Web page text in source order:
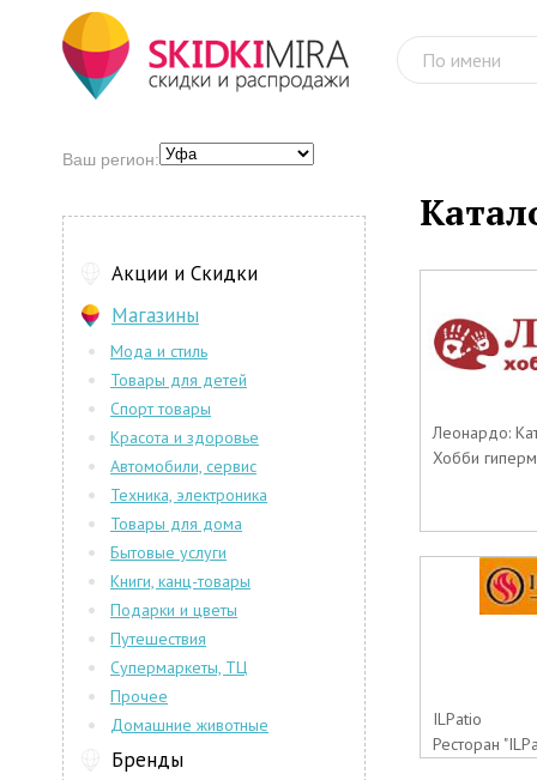
Леонардо:
Хобби
ILPatio
Ресторан
Ваш регион:
Акции и Скидки
Магазины
Мода и стиль
Товары для детей
Спорт товары
Красота и здоровье
Автомобили, сервис
Техника, электроника
Товары для дома
Бытовые услуги
Книги, канц-товары
Подарки и цветы
Путешествия
Супермаркеты, ТЦ
Прочее
Домашние животные
Бренды